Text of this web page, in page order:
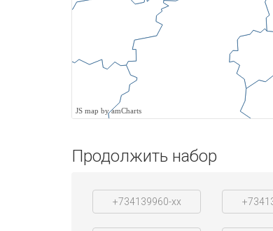
JS map by amCharts
Продолжить набор
+734139960-xx